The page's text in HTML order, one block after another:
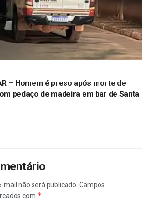
– Homem é preso após morte de
pedaço de madeira em bar de Santa
mail não será publicado. Campos
com *